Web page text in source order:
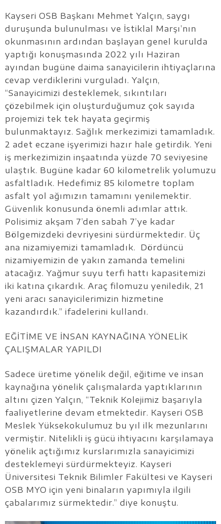
Kayseri OSB Başkanı Mehmet Yalçın, saygı
duruşunda bulunulması ve İstiklal Marşı’nın
okunmasının ardından başlayan genel kurulda
yaptığı konuşmasında 2022 yılı Haziran
ayından bugüne daima sanayicilerin ihtiyaçlarına
cevap verdiklerini vurguladı. Yalçın,
“Sanayicimizi desteklemek, sıkıntıları
çözebilmek için oluşturduğumuz çok sayıda
projemizi tek tek hayata geçirmiş
bulunmaktayız. Sağlık merkezimizi tamamladık.
2 adet eczane işyerimizi hazır hale getirdik. Yeni
iş merkezimizin inşaatında yüzde 70 seviyesine
ulaştık. Bugüne kadar 60 kilometrelik yolumuzu
asfaltladık. Hedefimiz 85 kilometre toplam
asfalt yol ağımızın tamamını yenilemektir.
Güvenlik konusunda önemli adımlar attık.
Polisimiz akşam 7’den sabah 7’ye kadar
Bölgemizdeki devriyesini sürdürmektedir. Üç
ana nizamiyemizi tamamladık. Dördüncü
nizamiyemizin de yakın zamanda temelini
atacağız. Yağmur suyu terfi hattı kapasitemizi
iki katına çıkardık. Araç filomuzu yeniledik, 21
yeni aracı sanayicilerimizin hizmetine
kazandırdık.” ifadelerini kullandı.
EĞİTİME VE İNSAN KAYNAĞINA YÖNELİK
ÇALIŞMALAR YAPILDI
Sadece üretime yönelik değil, eğitime ve insan
kaynağına yönelik çalışmalarda yaptıklarının
altını çizen Yalçın, “Teknik Kolejimiz başarıyla
faaliyetlerine devam etmektedir. Kayseri OSB
Meslek Yüksekokulumuz bu yıl ilk mezunlarını
vermiştir. Nitelikli iş gücü ihtiyacını karşılamaya
yönelik açtığımız kurslarımızla sanayicimizi
desteklemeyi sürdürmekteyiz. Kayseri
Üniversitesi Teknik Bilimler Fakültesi ve Kayseri
OSB MYO için yeni binaların yapımıyla ilgili
çabalarımız sürmektedir.” diye konuştu.